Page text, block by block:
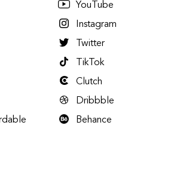
YouTube
Instagram
Twitter
TikTok
Clutch
Dribbble
Behance